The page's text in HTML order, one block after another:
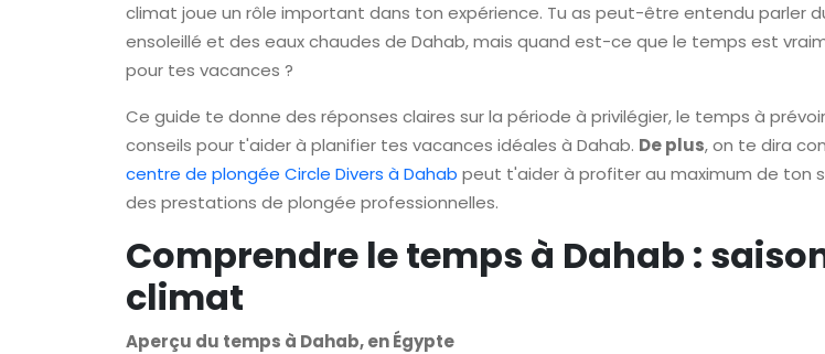
climat joue un rôle important dans ton expérience. Tu as peut-être entendu parler
ensoleillé et des eaux chaudes de Dahab, mais quand est-ce que le temps est
pour tes vacances ?
Ce guide te donne des réponses claires sur la période à privilégier, le temps à
conseils pour t'aider à planifier tes vacances idéales à Dahab. De plus, on te dira
centre de plongée Circle Divers à Dahab peut t'aider à profiter au maximum de ton
des prestations de plongée professionnelles.
Comprendre le temps à Dahab :
climat
Aperçu du temps à Dahab, en Égypte